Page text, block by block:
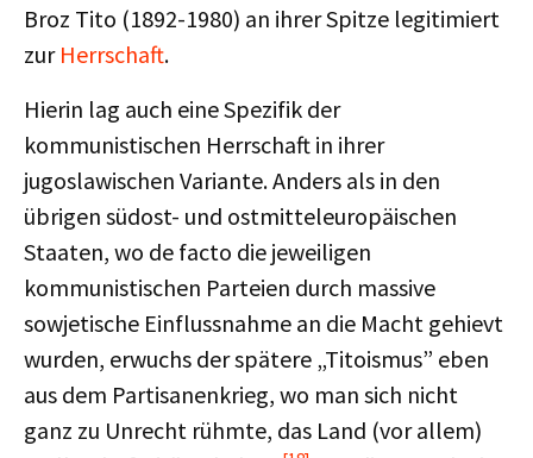
Broz Tito (1892-1980) an ihrer Spitze legitimiert
zur Herrschaft.
Hierin lag auch eine Spezifik der
kommunistischen Herrschaft in ihrer
jugoslawischen Variante. Anders als in den
übrigen südost- und ostmitteleuropäischen
Staaten, wo de facto die jeweiligen
kommunistischen Parteien durch massive
sowjetische Einflussnahme an die Macht gehievt
wurden, erwuchs der spätere „Titoismus” eben
aus dem Partisanenkrieg, wo man sich nicht
ganz zu Unrecht rühmte, das Land (vor allem)